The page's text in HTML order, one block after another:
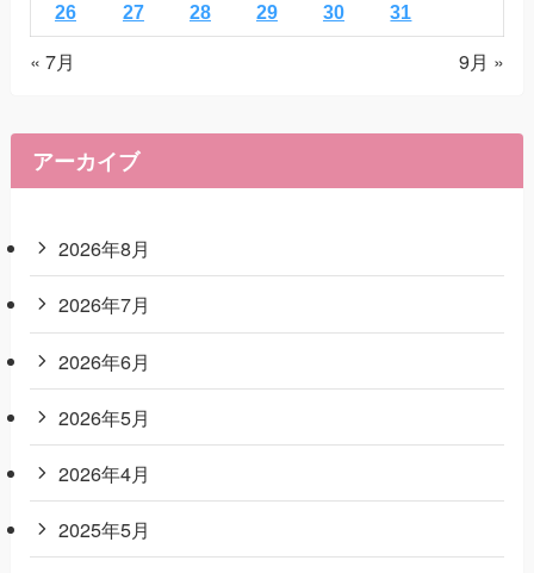
26 27 28 29 30 31
« 7月 9月 »
アーカイブ
2026年8月
2026年7月
2026年6月
2026年5月
2026年4月
2025年5月